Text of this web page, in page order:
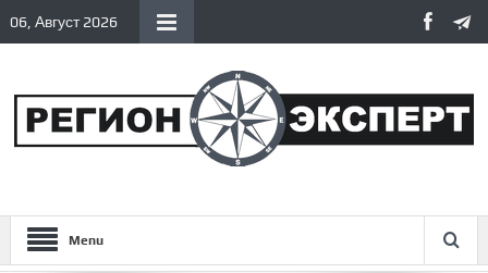
06, Август 2026
Menu